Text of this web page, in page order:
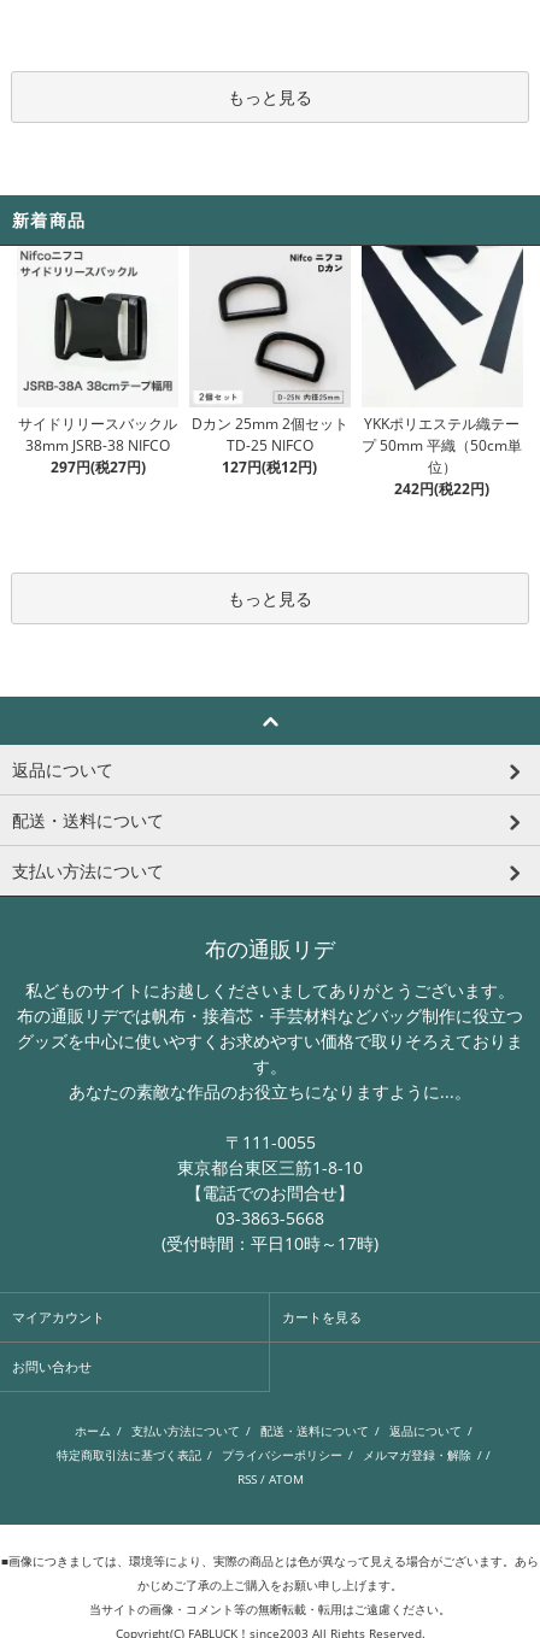
もっと見る
新着商品
サイドリリースバックル
38mm JSRB-38 NIFCO
297円(税27円)
Dカン 25mm 2個セット
TD-25 NIFCO
127円(税12円)
YKKポリエステル織テー
プ 50mm 平織（50cm単
位）
242円(税22円)
もっと見る
返品について
配送・送料について
支払い方法について
布の通販リデ
私どものサイトにお越しくださいましてありがとうございます。
布の通販リデでは帆布・接着芯・手芸材料などバッグ制作に役立つ
グッズを中心に使いやすくお求めやすい価格で取りそろえておりま
す。
あなたの素敵な作品のお役立ちになりますように...。
〒111-0055
東京都台東区三筋1-8-10
【電話でのお問合せ】
03-3863-5668
(受付時間：平日10時～17時)
マイアカウント カートを見る
お問い合わせ
ホーム / 支払い方法について / 配送・送料について / 返品について /
特定商取引法に基づく表記 / プライバシーポリシー / メルマガ登録・解除 / /
RSS/ ATOM
■画像につきましては、環境等により、実際の商品とは色が異なって見える場合がございます。あら
かじめご了承の上ご購入をお願い申し上げます。
当サイトの画像・コメント等の無断転載・転用はご遠慮ください。
Copyright(C) FABLUCK！since2003 All Rights Reserved.